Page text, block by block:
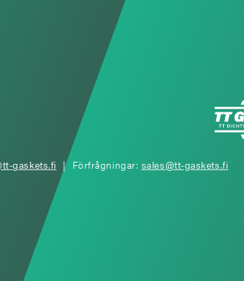
gaskets.fi | Förfrågningar: sales@tt-gaskets.fi